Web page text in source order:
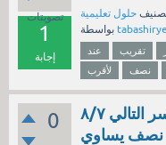
تصويتات
1
إجابة
حلول تعليمية
عند تقريب
لأقرب
نصف
0
عند تقريب الكسر التالي ٨/٧
نصف يساوي